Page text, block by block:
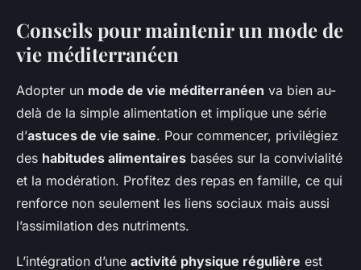
Conseils pour maintenir un mode de
vie méditerranéen
Adopter un mode de vie méditerranéen va bien au-
delà de la simple alimentation et implique une série
d’astuces de vie saine. Pour commencer, privilégiez
des habitudes alimentaires basées sur la convivialité
et la modération. Profitez des repas en famille, ce qui
renforce non seulement les liens sociaux mais aussi
l’assimilation des nutriments.
L’intégration d’une activité physique régulière est